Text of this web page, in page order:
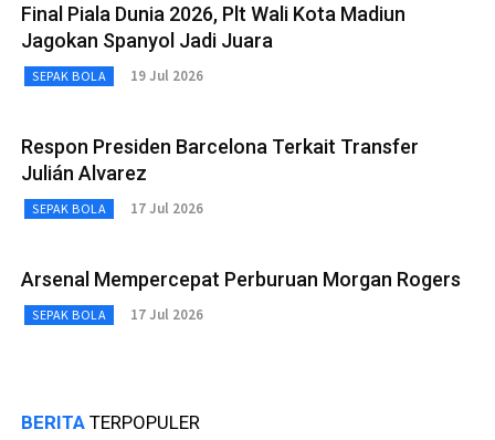
Final Piala Dunia 2026, Plt Wali Kota Madiun
Jagokan Spanyol Jadi Juara
SEPAK BOLA 19 Jul 2026
Respon Presiden Barcelona Terkait Transfer
Julián Alvarez
SEPAK BOLA 17 Jul 2026
Arsenal Mempercepat Perburuan Morgan Rogers
SEPAK BOLA 17 Jul 2026
BERITA TERPOPULER